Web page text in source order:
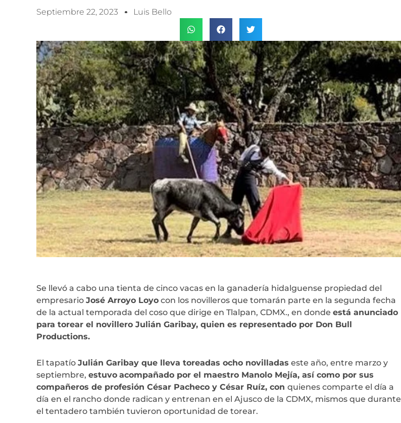
Septiembre 22, 2023 Luis Bello
Se llevó a cabo una tienta de cinco vacas en la ganadería hidalguense propiedad del
empresario José Arroyo Loyo con los novilleros que tomarán parte en la segunda fecha
de la actual temporada del coso que dirige en Tlalpan, CDMX., en donde está anunciado
para torear el novillero Julián Garibay, quien es representado por Don Bull
Productions.
El tapatío Julián Garibay que lleva toreadas ocho novilladas este año, entre marzo y
septiembre, estuvo acompañado por el maestro Manolo Mejía, así como por sus
compañeros de profesión César Pacheco y César Ruíz, con quienes comparte el día a
día en el rancho donde radican y entrenan en el Ajusco de la CDMX, mismos que durante
el tentadero también tuvieron oportunidad de torear.